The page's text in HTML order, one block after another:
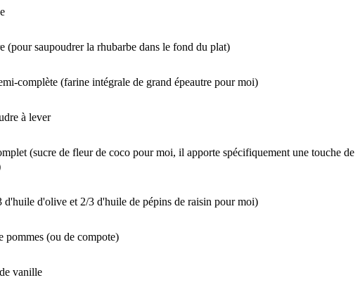
(pour saupoudrer la rhubarbe dans le fond du plat)
complète (farine intégrale de grand épeautre pour moi)
à lever
(sucre de fleur de coco pour moi, il apporte spécifiquement une touche de
d'huile d'olive et 2/3 d'huile de pépins de raisin pour moi)
pommes (ou de compote)
vanille